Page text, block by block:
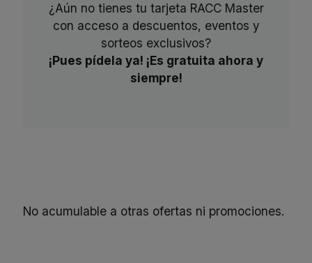
¿Aún no tienes tu tarjeta RACC Master
con acceso a descuentos, eventos y
sorteos exclusivos?
¡Pues pídela ya! ¡Es gratuita ahora y
siempre!
No acumulable a otras ofertas ni promociones.